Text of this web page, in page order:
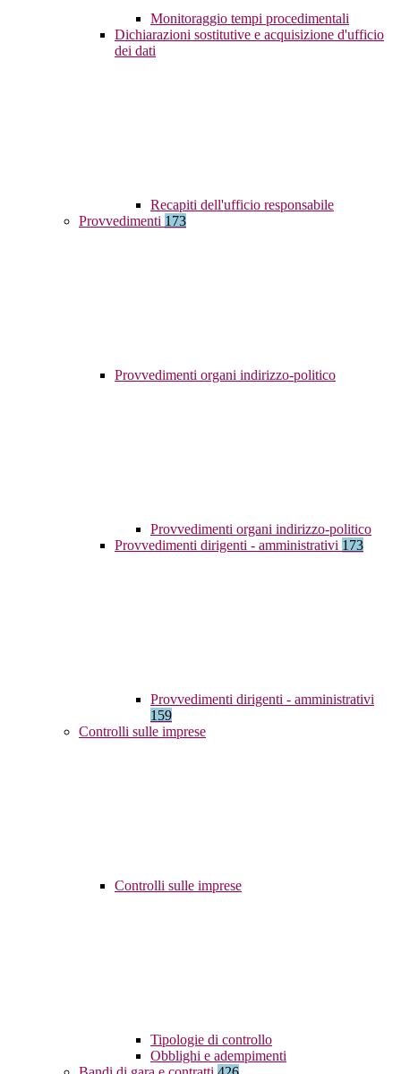
Monitoraggio tempi procedimentali
Dichiarazioni sostitutive e acquisizione d'ufficio
dei dati
Recapiti dell'ufficio responsabile
Provvedimenti 173
Provvedimenti organi indirizzo-politico
Provvedimenti organi indirizzo-politico
Provvedimenti dirigenti - amministrativi 173
Provvedimenti dirigenti - amministrativi
159
Controlli sulle imprese
Controlli sulle imprese
Tipologie di controllo
Obblighi e adempimenti